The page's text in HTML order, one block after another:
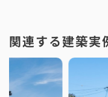
関連する建築実